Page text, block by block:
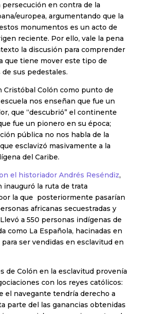
persecución en contra de la
europea, argumentando que la
monumentos es un acto de
reciente. Por ello, vale la pena
la discusión para comprender
que tiene mover este tipo de
sus pedestales.
Cristóbal Colón como punto de
nos enseñan que fue un
que “descubrió” el continente
fue un pionero en su época;
pública no nos habla de la
esclavizó masivamente a la
del Caribe.
el historiador Andrés Reséndiz,
inauguró la ruta de trata
la que posteriormente pasarían
africanas secuestradas y
a 550 personas indígenas de
como La Española, hacinadas en
ser vendidas en esclavitud en
de Colón en la esclavitud provenía
con los reyes católicos:
el navegante tendría derecho a
parte del las ganancias obtenidas